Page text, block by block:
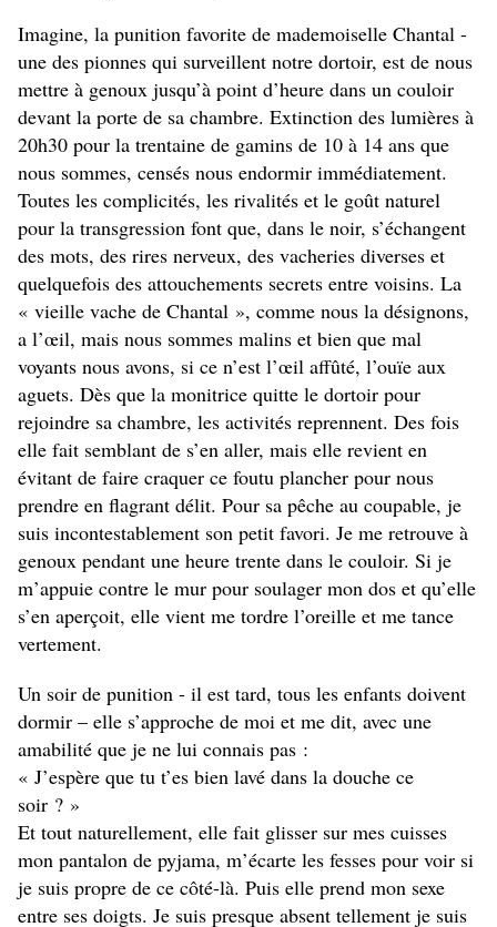
Imagine, la punition favorite de mademoiselle Chantal -
une des pionnes qui surveillent notre dortoir, est de nous
mettre à genoux jusqu’à point d’heure dans un couloir
devant la porte de sa chambre. Extinction des lumières à
20h30 pour la trentaine de gamins de 10 à 14 ans que
nous sommes, censés nous endormir immédiatement.
Toutes les complicités, les rivalités et le goût naturel
pour la transgression font que, dans le noir, s’échangent
des mots, des rires nerveux, des vacheries diverses et
quelquefois des attouchements secrets entre voisins. La
« vieille vache de Chantal », comme nous la désignons,
a l’œil, mais nous sommes malins et bien que mal
voyants nous avons, si ce n’est l’œil affûté, l’ouïe aux
aguets. Dès que la monitrice quitte le dortoir pour
rejoindre sa chambre, les activités reprennent. Des fois
elle fait semblant de s’en aller, mais elle revient en
évitant de faire craquer ce foutu plancher pour nous
prendre en flagrant délit. Pour sa pêche au coupable, je
suis incontestablement son petit favori. Je me retrouve à
genoux pendant une heure trente dans le couloir. Si je
m’appuie contre le mur pour soulager mon dos et qu’elle
s’en aperçoit, elle vient me tordre l’oreille et me tance
vertement.
Un soir de punition - il est tard, tous les enfants doivent
dormir – elle s’approche de moi et me dit, avec une
amabilité que je ne lui connais pas :
« J’espère que tu t’es bien lavé dans la douche ce
soir ? »
Et tout naturellement, elle fait glisser sur mes cuisses
mon pantalon de pyjama, m’écarte les fesses pour voir si
je suis propre de ce côté-là. Puis elle prend mon sexe
entre ses doigts. Je suis presque absent tellement je suis